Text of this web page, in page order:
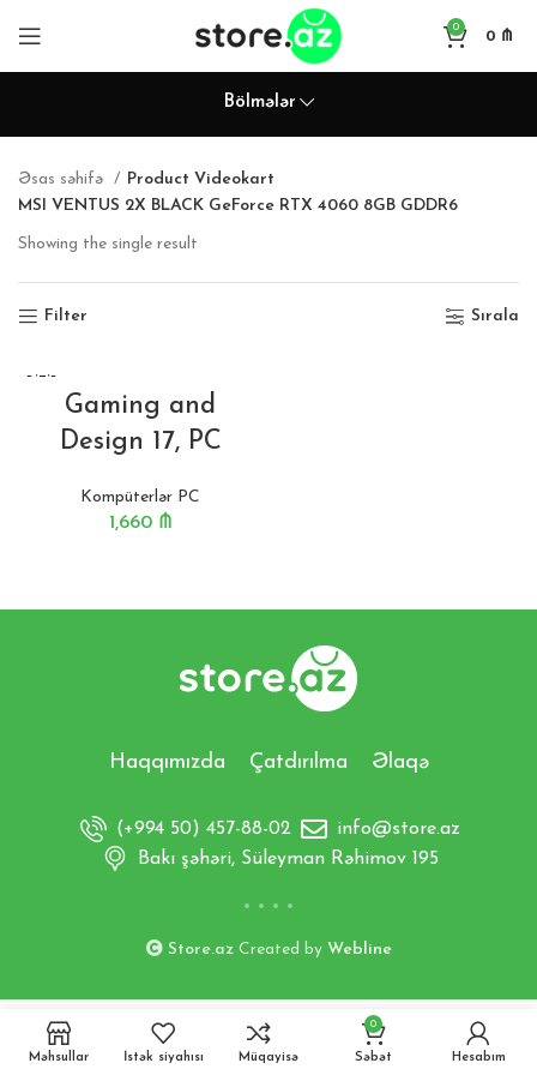
0
0 ₼
Bölmələr
Əsas səhifə
Product Videokart
MSI VENTUS 2X BLACK GeForce RTX 4060 8GB GDDR6
Showing the single result
Filter Sırala
Gaming and
Design 17, PC
Kompüterlər PC
1,660 ₼
Haqqımızda Çatdırılma Əlaqə
(+994 50) 457-88-02
info@store.az
Bakı şəhəri, Süleyman Rəhimov 195
Store.azCreated by Webline
Məhsullar İstək siyahısı Müqayisə
0
Səbət Hesabım